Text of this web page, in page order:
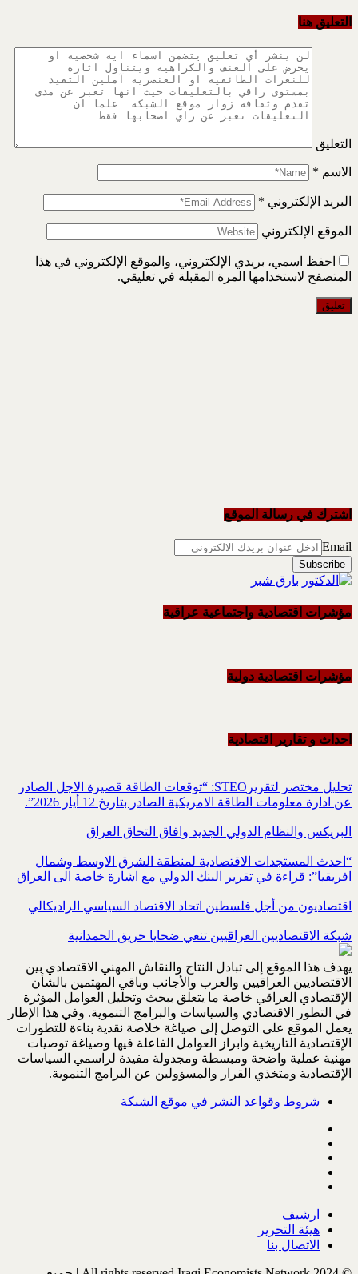
التعليق هنا
التعليق
الاسم *
البريد الإلكتروني *
الموقع الإلكتروني
احفظ اسمي، بريدي الإلكتروني، والموقع الإلكتروني في هذا
المتصفح لاستخدامها المرة المقبلة في تعليقي.
اشترك في رسالة الموقع
Email
مؤشرات اقتصادية واجتماعية عراقية
مؤشرات اقتصادية دولية
احداث و تقاریر اقتصادیة
تحليل مختصر لتقريرSTEO‏: “توقعات الطاقة قصيرة الاجل الصادر
عن ادارة معلومات الطاقة الامريكية ‏الصادر بتاريخ 12 أيار 2026”.‏
البريكس والنظام الدولي الجديد وافاق التحاق العراق
“احدث المستجدات الاقتصادية لمنطقة الشرق الاوسط وشمال
افريقيا”: قراءة في تقرير البنك الدولي مع اشارة خاصة الى العراق
اقتصاديون من أجل فلسطين اتحاد الاقتصاد السياسي الراديكالي
شبكة الاقتصاديين العراقيين تنعي ضحايا حريق الحمدانية
يهدف هذا الموقع إلى تبادل النتاج والنقاش المهني الاقتصادي بين
الاقتصاديين العراقيين والعرب والأجانب وباقي المهتمين بالشأن
الإقتصادي العراقي خاصة ما يتعلق ببحث وتحليل العوامل المؤثرة
في التطور الاقتصادي والسياسات والبرامج التنموية. وفي هذا الإطار
يعمل الموقع على التوصل إلى صياغة خلاصة نقدية بناءة للتطورات
الإقتصادية التاريخية وابراز العوامل الفاعلة فيها وصياغة توصيات
مهنية عملية واضحة ومبسطة ومجدولة مفيدة لراسمي السياسات
الإقتصادية ومتخذي القرار والمسؤولين عن البرامج التنموية.
شروط وقواعد النشر في موقع الشبكة
ارشيف
هيئة التحرير
الاتصال بنا